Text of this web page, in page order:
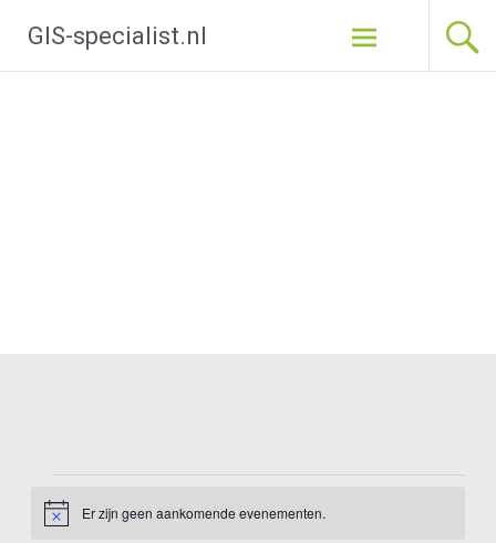
naar
de
GIS-specialist.nl
Evenementen
BerichtEr zijn geen aankomende evenementen.